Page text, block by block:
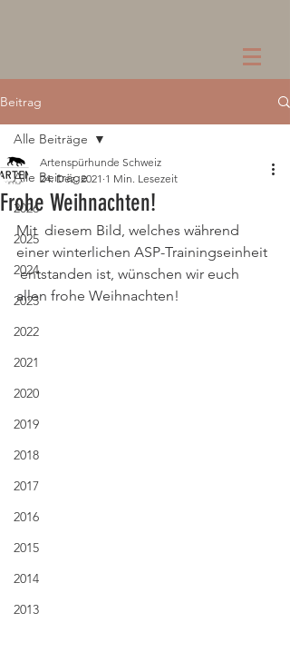
Beitrag
Alle Beiträge
2026
2025
2024
2023
2022
2021
2020
2019
2018
2017
2016
2015
2014
2013
Alle Beiträge
Frohe Weihnachten!
Artenspürhunde Schweiz
24. Dez. 2021 1 Min. Lesezeit
Mit  diesem Bild, welches während
einer winterlichen ASP-Trainingseinheit
entstanden ist, wünschen wir euch
allen frohe Weihnachten!